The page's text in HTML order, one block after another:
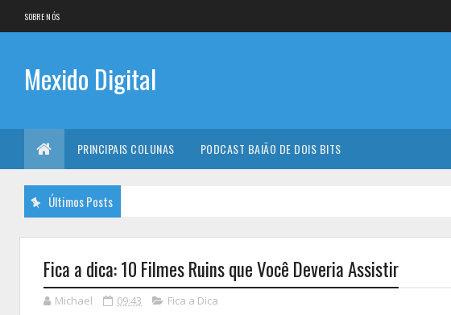
SOBRE NÓS
Mexido Digital
PRINCIPAIS COLUNAS PODCAST BAIÃO DE DOIS BITS
Últimos Posts
Fica a dica: 10 Filmes Ruins que Você Deveria Assistir
Michael 09:43 Fica a Dica